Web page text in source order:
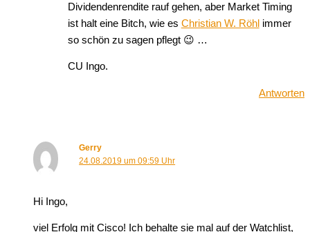
Dividendenrendite rauf gehen, aber Market Timing
ist halt eine Bitch, wie es Christian W. Röhl immer
so schön zu sagen pflegt 😉 …
CU Ingo.
Antworten
Gerry
24.08.2019 um 09:59 Uhr
Hi Ingo,
viel Erfolg mit Cisco! Ich behalte sie mal auf der Watchlist,